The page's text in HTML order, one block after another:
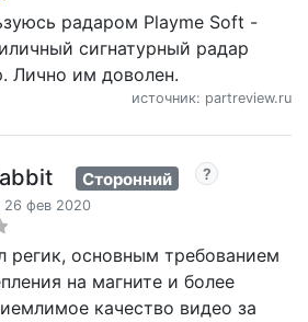
радаром Playme Soft -
сигнатурный радар
Лично им доволен.
источник: partreview.ru
Сторонний
26 фев 2020
регик, основным требованием
на магните и более
качество видео за